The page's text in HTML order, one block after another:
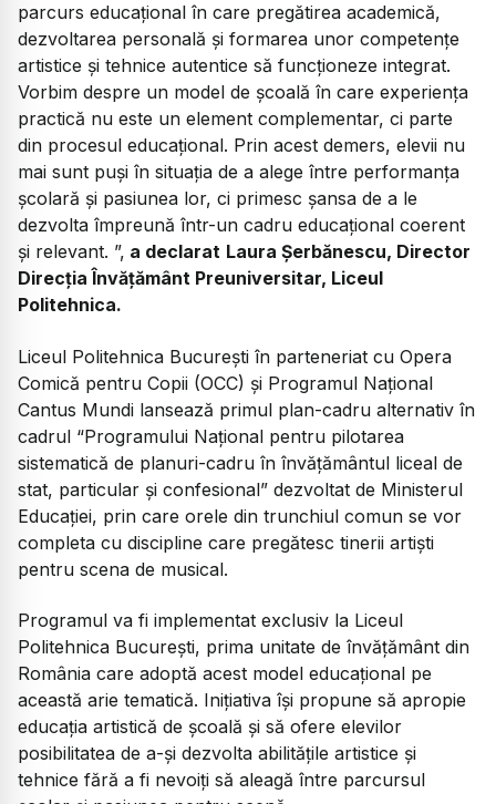
parcurs educațional în care pregătirea academică,
dezvoltarea personală și formarea unor competențe
artistice și tehnice autentice să funcționeze integrat.
Vorbim despre un model de școală în care experiența
practică nu este un element complementar, ci parte
din procesul educațional. Prin acest demers, elevii nu
mai sunt puși în situația de a alege între performanța
școlară și pasiunea lor, ci primesc șansa de a le
dezvolta împreună într-un cadru educațional coerent
și relevant. ”, a declarat Laura Șerbănescu, Director
Direcția Învățământ Preuniversitar, Liceul
Politehnica.
Liceul Politehnica București în parteneriat cu Opera
Comică pentru Copii (OCC) și Programul Național
Cantus Mundi lansează primul plan-cadru alternativ în
cadrul “Programului Național pentru pilotarea
sistematică de planuri-cadru în învățământul liceal de
stat, particular și confesional” dezvoltat de Ministerul
Educației, prin care orele din trunchiul comun se vor
completa cu discipline care pregătesc tinerii artiști
pentru scena de musical.
Programul va fi implementat exclusiv la Liceul
Politehnica București, prima unitate de învățământ din
România care adoptă acest model educațional pe
această arie tematică. Inițiativa își propune să apropie
educația artistică de școală și să ofere elevilor
posibilitatea de a-și dezvolta abilitățile artistice și
tehnice fără a fi nevoiți să aleagă între parcursul